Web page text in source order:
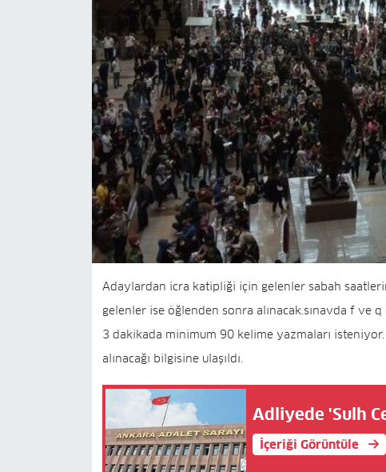
Adaylardan icra katipliği için gelenler sabah
gelenler ise öğlenden sonra alınacak.sınavda f ve
3 dakikada minimum 90 kelime yazmaları isteniyor.
alınacağı bilgisine ulaşıldı.
Adliyede 'Sulh
İçeriği Görüntüle